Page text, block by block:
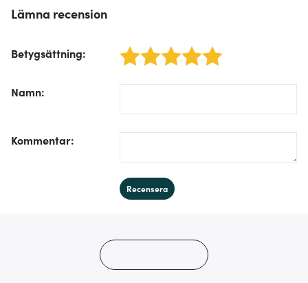
Lämna recension
Betygsättning: 1 star 2 stars 3 stars 4 stars 5 stars
Namn:
/form/label/author:
Kommentar:
Recensera